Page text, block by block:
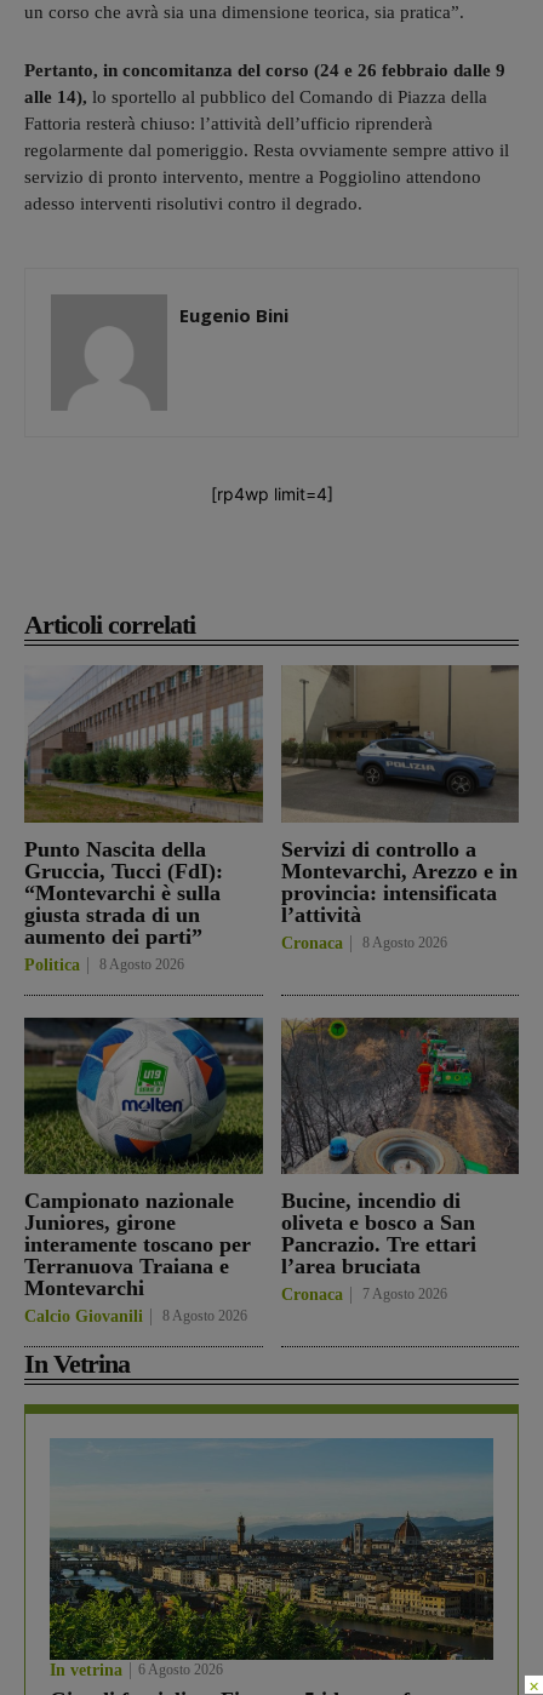
Articoli correlati
Punto Nascita della
Gruccia, Tucci (FdI):
“Montevarchi è sulla
giusta strada di un
aumento dei parti”
Politica 8 Agosto 2026
Servizi di controllo a
Montevarchi, Arezzo e in
provincia: intensificata
l’attività
Cronaca 8 Agosto 2026
Campionato nazionale
Juniores, girone
interamente toscano per
Terranuova Traiana e
Montevarchi
Calcio Giovanili 8 Agosto 2026
Bucine, incendio di
oliveta e bosco a San
Pancrazio. Tre ettari
l’area bruciata
Cronaca 7 Agosto 2026
In Vetrina
In vetrina 6 Agosto 2026
un corso che avrà sia una dimensione teorica, sia pratica”.
Pertanto, in concomitanza del corso (24 e 26 febbraio dalle 9
alle 14), lo sportello al pubblico del Comando di Piazza della
Fattoria resterà chiuso: l’attività dell’ufficio riprenderà
regolarmente dal pomeriggio. Resta ovviamente sempre attivo il
servizio di pronto intervento, mentre a Poggiolino attendono
adesso interventi risolutivi contro il degrado.
Eugenio Bini
[rp4wp limit=4]
×